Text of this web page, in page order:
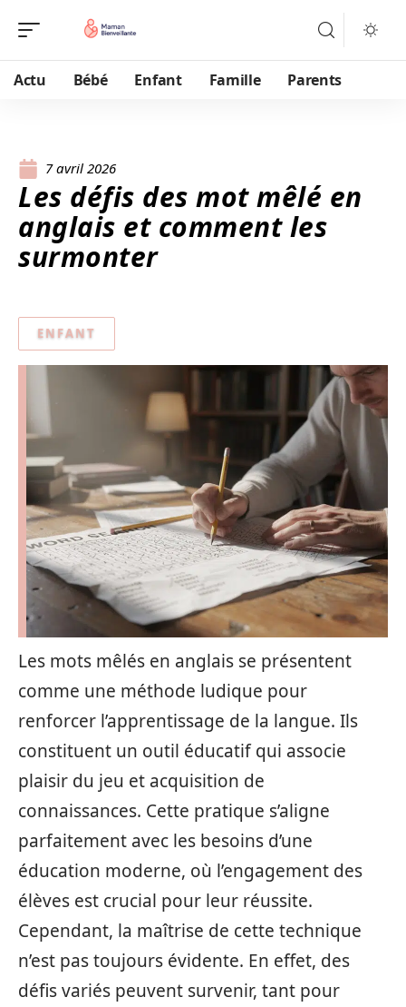
Actu Bébé Enfant Famille Parents
7 avril 2026
Les défis des mot mêlé en
anglais et comment les
surmonter
ENFANT
Les mots mêlés en anglais se présentent
comme une méthode ludique pour
renforcer l’apprentissage de la langue. Ils
constituent un outil éducatif qui associe
plaisir du jeu et acquisition de
connaissances. Cette pratique s’aligne
parfaitement avec les besoins d’une
éducation moderne, où l’engagement des
élèves est crucial pour leur réussite.
Cependant, la maîtrise de cette technique
n’est pas toujours évidente. En effet, des
défis variés peuvent survenir, tant pour